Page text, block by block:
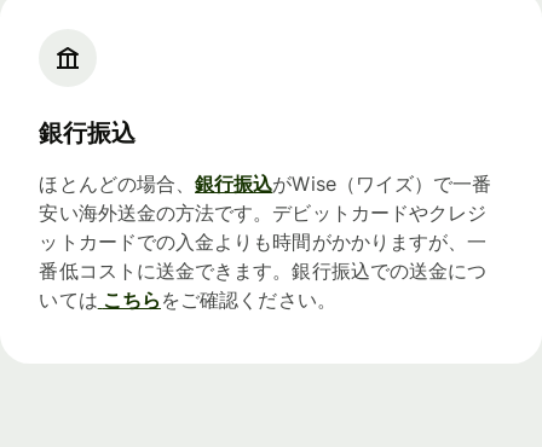
銀行振込
ほとんどの場合、銀行振込がWise（ワイズ）で一番
安い海外送金の方法です。デビットカードやクレジ
ットカードでの入金よりも時間がかかりますが、一
番低コストに送金できます。銀行振込での送金につ
いては こちら をご確認ください。